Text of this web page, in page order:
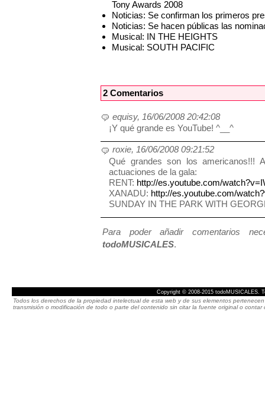
Tony Awards 2008
Noticias: Se confirman los primeros
Noticias: Se hacen públicas las
Musical: IN THE HEIGHTS
Musical: SOUTH PACIFIC
2 Comentarios
equisy, 16/06/2008 20:42:08
¡Y qué grande es YouTube! ^__^
roxie, 16/06/2008 09:21:52
Qué grandes son los americanos!!!
actuaciones de la gala:
RENT: http://es.youtube.com/
XANADU: http://es.youtube.com/
SUNDAY IN THE PARK WITH
Para poder añadir comentarios
todoMUSICALES.
Copyright © 2008-2015 todoMUSICALES.
Todos los derechos de la propiedad intelectual de esta web y de sus elementos
transmisión o modificación de todo o parte del contenido sin citar la fuente original o